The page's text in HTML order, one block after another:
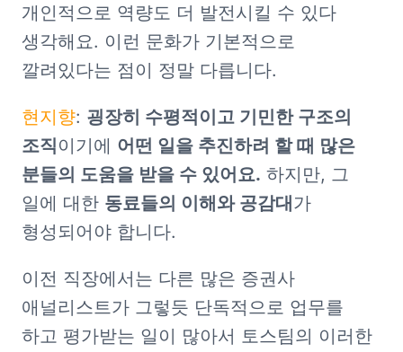
개인적으로 역량도 더 발전시킬 수 있다
생각해요. 이런 문화가 기본적으로
깔려있다는 점이 정말 다릅니다.
현지향: 굉장히 수평적이고 기민한 구조의
조직이기에 어떤 일을 추진하려 할 때 많은
분들의 도움을 받을 수 있어요. 하지만, 그
일에 대한 동료들의 이해와 공감대가
형성되어야 합니다.
이전 직장에서는 다른 많은 증권사
애널리스트가 그렇듯 단독적으로 업무를
하고 평가받는 일이 많아서 토스팀의 이러한